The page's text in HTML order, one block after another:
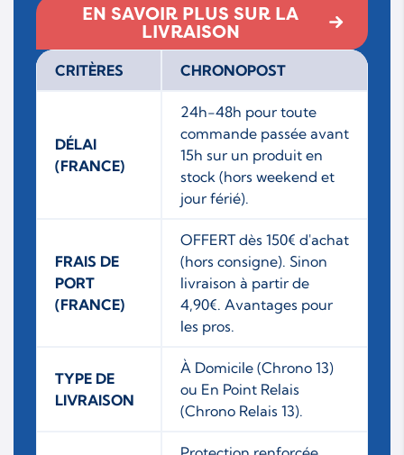
EN SAVOIR PLUS SUR LA
LIVRAISON
CRITÈRES CHRONOPOST
DÉLAI
(FRANCE)
24h-48h pour toute
commande passée avant
15h sur un produit en
stock (hors weekend et
jour férié).
FRAIS DE
PORT
(FRANCE)
OFFERT dès 150€ d'achat
(hors consigne). Sinon
livraison à partir de
4,90€. Avantages pour
les pros.
TYPE DE
LIVRAISON
À Domicile (Chrono 13)
ou En Point Relais
(Chrono Relais 13).